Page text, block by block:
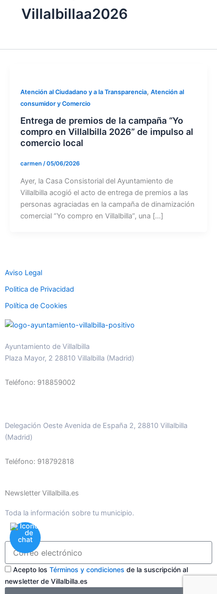
Villalbillaa2026
Atención al Ciudadano y a la Transparencia, Atención al
consumidor y Comercio
Entrega de premios de la campaña “Yo
compro en Villalbilla 2026” de impulso al
comercio local
carmen /05/06/2026
Ayer, la Casa Consistorial del Ayuntamiento de
Villalbilla acogió el acto de entrega de premios a las
personas agraciadas en la campaña de dinamización
comercial “Yo compro en Villalbilla”, una […]
Aviso Legal
Politica de Privacidad
Política de Cookies
Ayuntamiento de Villalbilla
Plaza Mayor, 2 28810 Villalbilla (Madrid)
Teléfono: 918859002
Delegación Oeste Avenida de España 2, 28810 Villalbilla
(Madrid)
Teléfono: 918792818
Newsletter Villalbilla.es
Toda la información sobre tu municipio.
Acepto los Términos y condiciones de la suscripción al
newsletter de Villalbilla.es